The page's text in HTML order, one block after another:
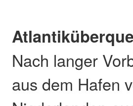
Nach langer
aus dem Hafen